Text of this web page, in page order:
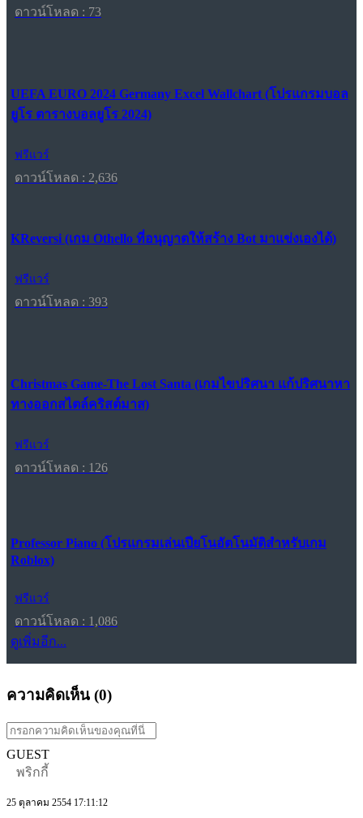
ดาวน์โหลด : 73
UEFA EURO 2024 Germany Excel Wallchart (โปรแกรมบอล
ยูโร ตารางบอลยูโร 2024)
ฟรีแวร์
ดาวน์โหลด : 2,636
KReversi (เกม Othello ที่อนุญาตให้สร้าง Bot มาแข่งเองได้)
ฟรีแวร์
ดาวน์โหลด : 393
Christmas Game-The Lost Santa (เกมไขปริศนา แก้ปริศนาหา
ทางออกสไตล์คริสต์มาส)
ฟรีแวร์
ดาวน์โหลด : 126
Professor Piano (โปรแกรมเล่นเปียโนอัตโนมัติสำหรับเกม
Roblox)
ฟรีแวร์
ดาวน์โหลด : 1,086
ดูเพิ่มอีก...
ความคิดเห็น (0)
GUEST
พริกกี้
25 ตุลาคม 2554 17:11:12